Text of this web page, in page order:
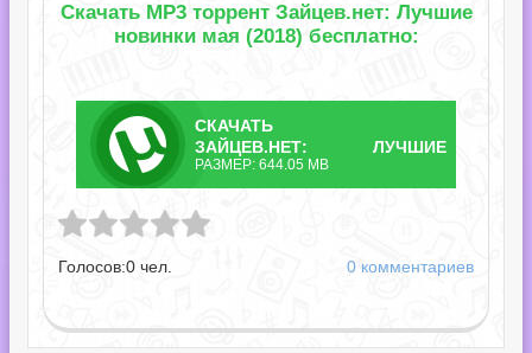
Скачать MP3 торрент Зайцев.нет: Лучшие
новинки мая (2018) бесплатно:
СКАЧАТЬ
ТОРРЕНТ
ЗАЙЦЕВ.НЕТ: ЛУЧШИЕ
НОВИНКИ МАЯ.TORRENT
РАЗМЕР: 644.05 MB
новинки мая.torrent
Голосов:0 чел. 0 комментариев